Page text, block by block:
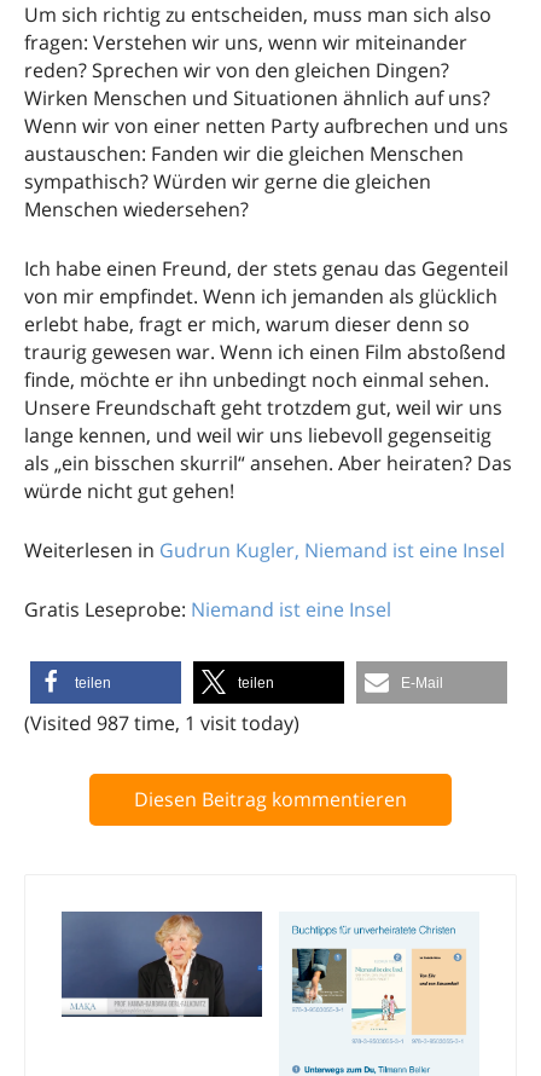
Um sich richtig zu entscheiden, muss man sich also
fragen: Verstehen wir uns, wenn wir miteinander
reden? Sprechen wir von den gleichen Dingen?
Wirken Menschen und Situationen ähnlich auf uns?
Wenn wir von einer netten Party aufbrechen und uns
austauschen: Fanden wir die gleichen Menschen
sympathisch? Würden wir gerne die gleichen
Menschen wiedersehen?
Ich habe einen Freund, der stets genau das Gegenteil
von mir empfindet. Wenn ich jemanden als glücklich
erlebt habe, fragt er mich, warum dieser denn so
traurig gewesen war. Wenn ich einen Film abstoßend
finde, möchte er ihn unbedingt noch einmal sehen.
Unsere Freundschaft geht trotzdem gut, weil wir uns
lange kennen, und weil wir uns liebevoll gegenseitig
als „ein bisschen skurril“ ansehen. Aber heiraten? Das
würde nicht gut gehen!
Weiterlesen in Gudrun Kugler, Niemand ist eine Insel
Gratis Leseprobe: Niemand ist eine Insel
teilen teilen E-Mail
(Visited 987 time, 1 visit today)
Diesen Beitrag kommentieren